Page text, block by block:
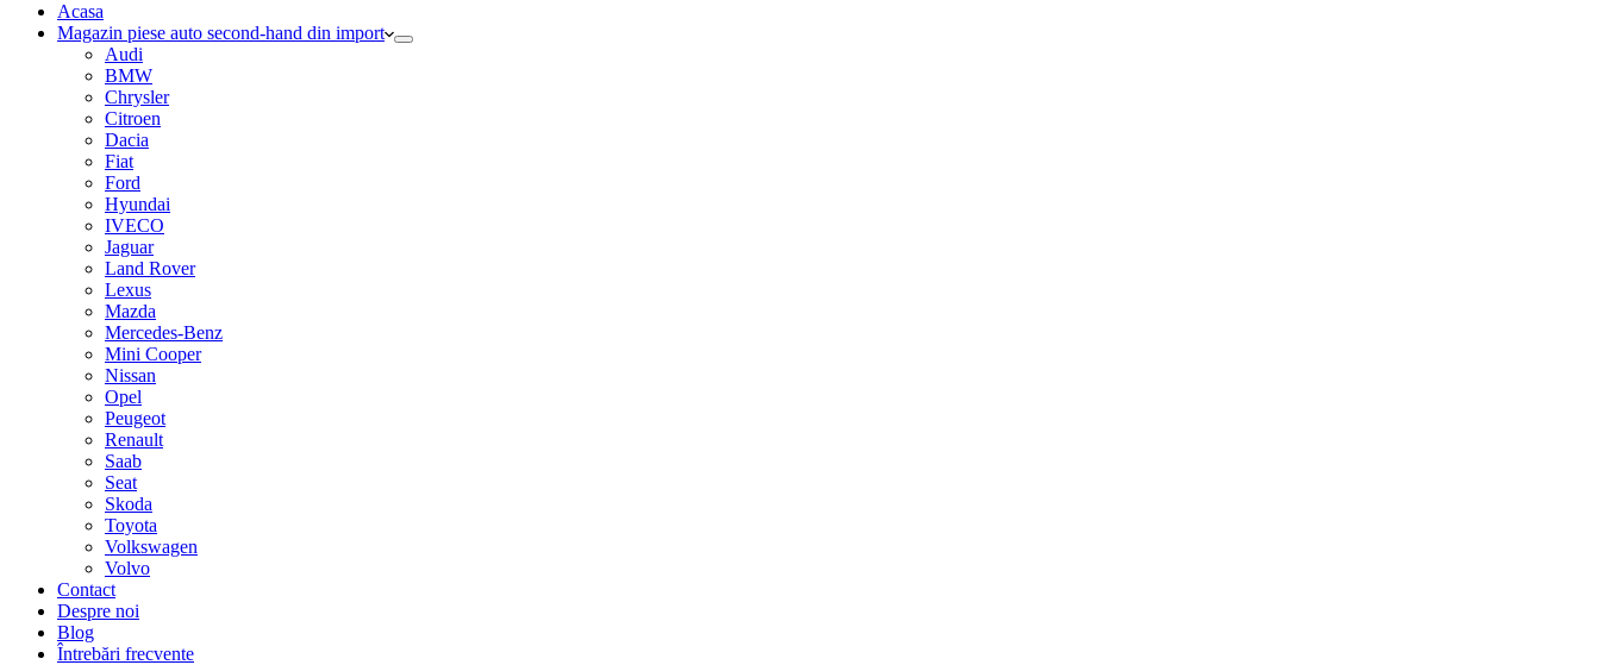
cumpărături
Acasa
Magazin piese auto second-hand din import
Audi
BMW
Chrysler
Citroen
Dacia
Fiat
Ford
Hyundai
IVECO
Jaguar
Land Rover
Lexus
Mazda
Mercedes-Benz
Mini Cooper
Nissan
Opel
Peugeot
Renault
Saab
Seat
Skoda
Toyota
Volkswagen
Volvo
Contact
Despre noi
Blog
Întrebări frecvente